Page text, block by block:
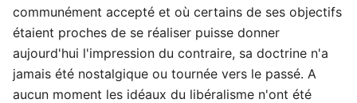
communément accepté et où certains de ses objectifs
étaient proches de se réaliser puisse donner
aujourd'hui l'impression du contraire, sa doctrine n'a
jamais été nostalgique ou tournée vers le passé. A
aucun moment les idéaux du libéralisme n'ont été